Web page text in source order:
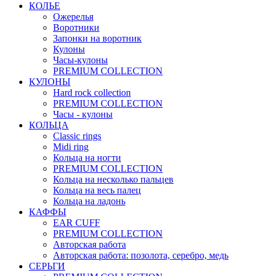
КОЛЬЕ
Ожерелья
Воротники
Запонки на воротник
Кулоны
Часы-кулоны
PREMIUM COLLECTION
КУЛОНЫ
Hard rock collection
PREMIUM COLLECTION
Часы - кулоны
КОЛЬЦА
Classic rings
Midi ring
Кольца на ногти
PREMIUM COLLECTION
Кольца на несколько пальцев
Кольца на весь палец
Кольца на ладонь
КАФФЫ
EAR CUFF
PREMIUM COLLECTION
Авторская работа
Авторская работа: позолота, серебро, медь
СЕРЬГИ